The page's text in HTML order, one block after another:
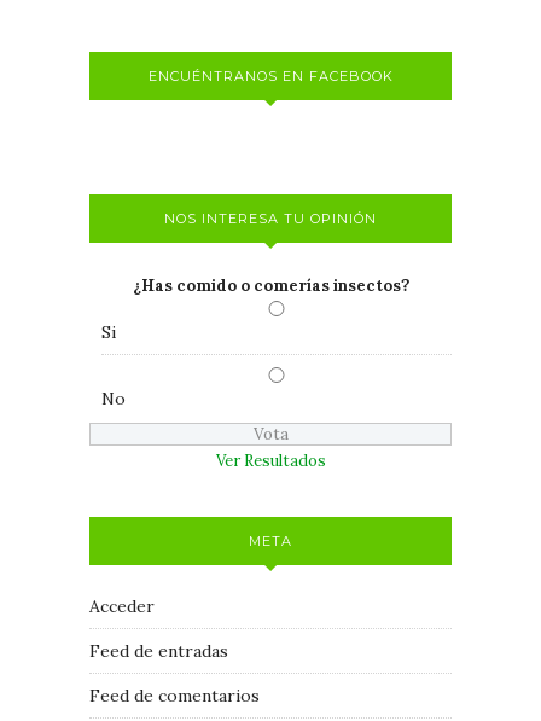
ENCUÉNTRANOS EN FACEBOOK
NOS INTERESA TU OPINIÓN
¿Has comido o comerías insectos?
Si
No
Ver Resultados
META
Acceder
Feed de entradas
Feed de comentarios